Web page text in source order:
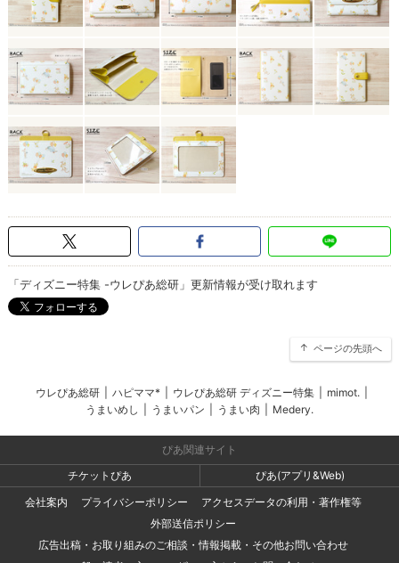
「ディズニー特集 -ウレぴあ総研」更新情報が受け取れます
ページの先頭へ
ウレぴあ総研 ハピママ* ウレぴあ総研 ディズニー特集 mimot.
うまいめし
うまいパン うまい肉 Medery.
ぴあ関連サイト
チケットぴあ
ぴあ(アプリ&Web)
会社案内
プライバシーポリシー
アクセスデータの利用・著作権等
外部送信ポリシー
広告出稿・お取り組みのご相談・情報掲載・その他お問い合わせ